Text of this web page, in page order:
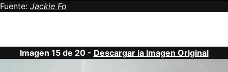
Fuente: Jackie Fo
Imagen 15 de 20 - Descargar la Imagen Original